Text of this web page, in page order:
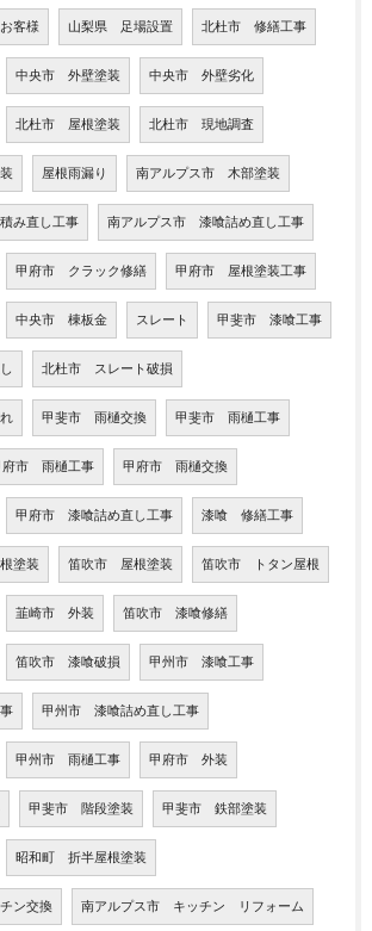
客様 山梨県 足場設置 北杜市 修繕工事
中央市 外壁塗装 中央市 外壁劣化
北杜市 屋根塗装 北杜市 現地調査
屋根雨漏り 南アルプス市 木部塗装
み直し工事 南アルプス市 漆喰詰め直し工事
甲府市 クラック修繕 甲府市 屋根塗装工事
中央市 棟板金 スレート 甲斐市 漆喰工事
北杜市 スレート破損
甲斐市 雨樋交換 甲斐市 雨樋工事
府市 雨樋工事 甲府市 雨樋交換
甲府市 漆喰詰め直し工事 漆喰 修繕工事
塗装 笛吹市 屋根塗装 笛吹市 トタン屋根
韮崎市 外装 笛吹市 漆喰修繕
笛吹市 漆喰破損 甲州市 漆喰工事
甲州市 漆喰詰め直し工事
甲州市 雨樋工事 甲府市 外装
甲斐市 階段塗装 甲斐市 鉄部塗装
昭和町 折半屋根塗装
ン交換 南アルプス市 キッチン リフォーム